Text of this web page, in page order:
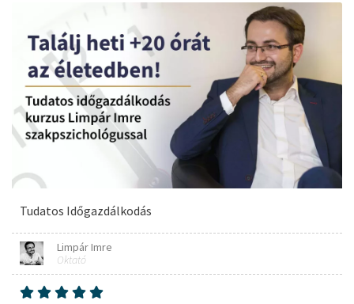
Tudatos Időgazdálkodás
Limpár Imre
Oktató